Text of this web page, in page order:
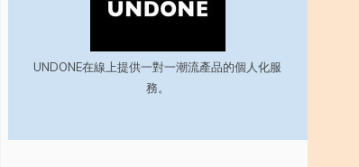
UNDONE在線上提供一對一潮流產品的個人化服
務。